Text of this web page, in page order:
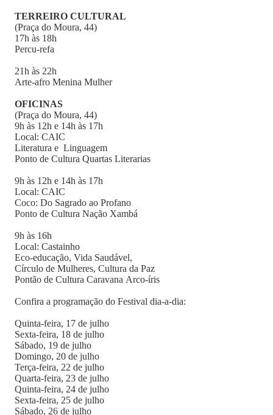
TERREIRO CULTURAL
(Praça do Moura, 44)
17h às 18h
Percu-refa
21h às 22h
Arte-afro Menina Mulher
OFICINAS
(Praça do Moura, 44)
9h às 12h e 14h às 17h
Local: CAIC
Literatura e Linguagem
Ponto de Cultura Quartas Literarias
9h às 12h e 14h às 17h
Local: CAIC
Coco: Do Sagrado ao Profano
Ponto de Cultura Nação Xambá
9h às 16h
Local: Castainho
Eco-educação, Vida Saudável,
Círculo de Mulheres, Cultura da Paz
Pontão de Cultura Caravana Arco-íris
Confira a programação do Festival dia-a-dia:
Quinta-feira, 17 de julho
Sexta-feira, 18 de julho
Sábado, 19 de julho
Domingo, 20 de julho
Terça-feira, 22 de julho
Quarta-feira, 23 de julho
Quinta-feira, 24 de julho
Sexta-feira, 25 de julho
Sábado, 26 de julho